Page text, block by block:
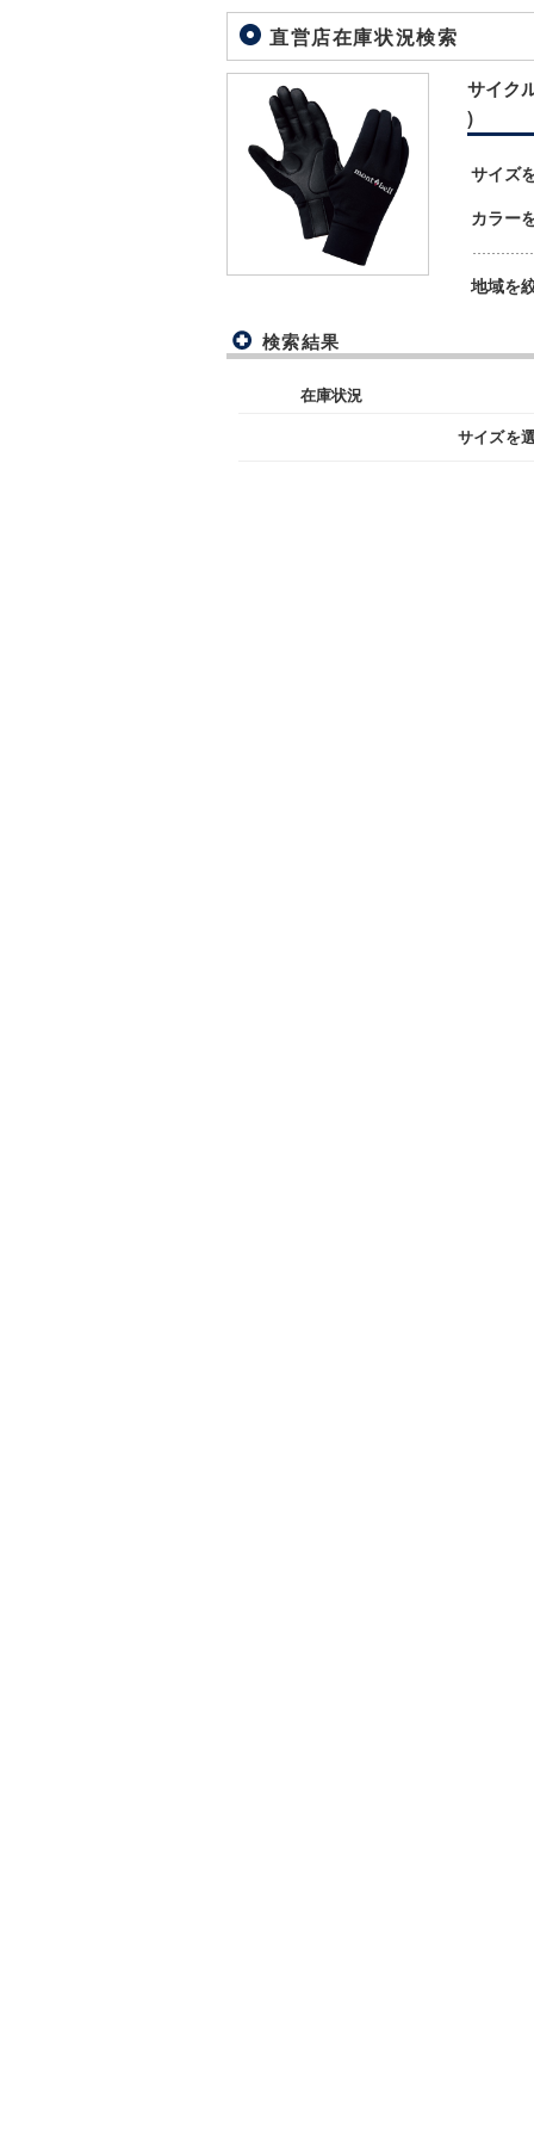
直営店在庫状況検索
サイク
)
サイズ
カラー
地域を
検索結果
在庫状況
サイズを